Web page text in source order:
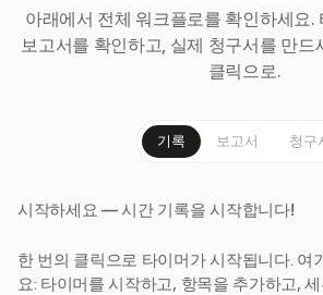
아래에서 전체 워크플로를 확인하세요.
보고서를 확인하고, 실제 청구서를 만
클릭으로.
기록 보고서 청구
시작하세요 — 시간 기록을 시작합니다!
한 번의 클릭으로 타이머가 시작됩니다. 여
요: 타이머를 시작하고, 항목을 추가하고,